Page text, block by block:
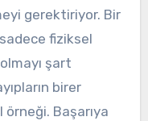
gerektiriyor. Bir
fiziksel
şart
birer
Başarıya